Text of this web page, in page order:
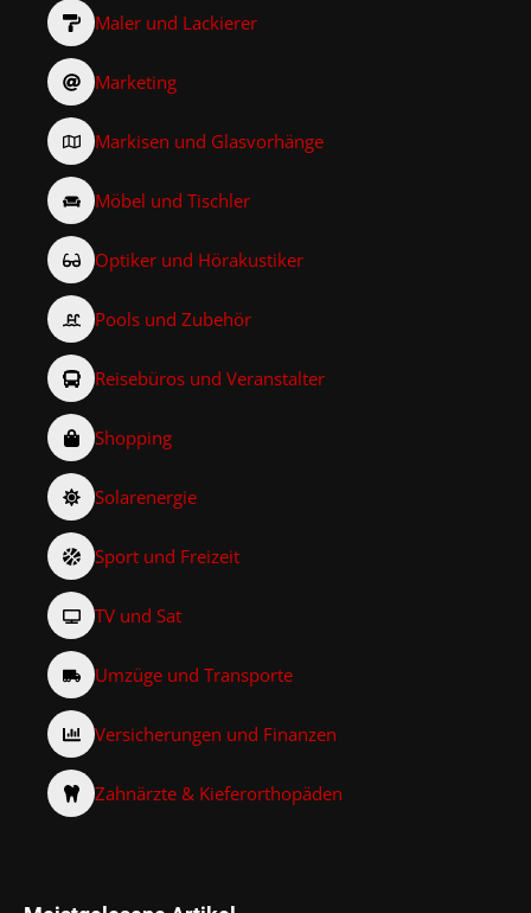
Maler und Lackierer
Marketing
Markisen und Glasvorhänge
Möbel und Tischler
Optiker und Hörakustiker
Pools und Zubehör
Reisebüros und Veranstalter
Shopping
Solarenergie
Sport und Freizeit
TV und Sat
Umzüge und Transporte
Versicherungen und Finanzen
Zahnärzte & Kieferorthopäden